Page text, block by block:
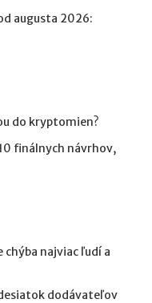
augusta 2026:
do kryptomien?
finálnych návrhov,
najviac ľudí a
dodávateľov